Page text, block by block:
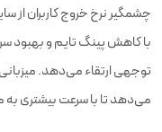
چشمگیر نرخ خروج کاربران از
با کاهش پینگ تایم و بهبود
توجهی ارتقاء می‌دهد.
می‌دهد تا با سرعت بیشتری